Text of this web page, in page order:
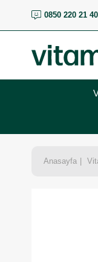
0850 220 21 40
Anasayfa